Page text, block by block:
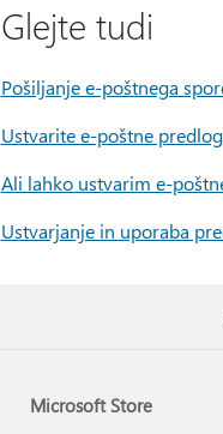
Glejte tudi
Pošiljanje e-poštnega
Ustvarite e-poštne
Ali lahko ustvarim e-
Ustvarjanje in uporaba
Microsoft Store